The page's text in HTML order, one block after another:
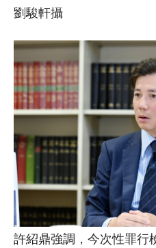
劉駿軒攝
許紹鼎強調，今次性罪行